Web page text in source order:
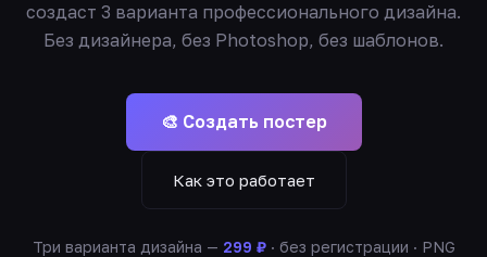
создаст 3 варианта профессионального дизайна.
Без дизайнера, без Photoshop, без шаблонов.
🎨 Создать постер
Как это работает
Три варианта дизайна — 299 ₽· без регистрации · PNG